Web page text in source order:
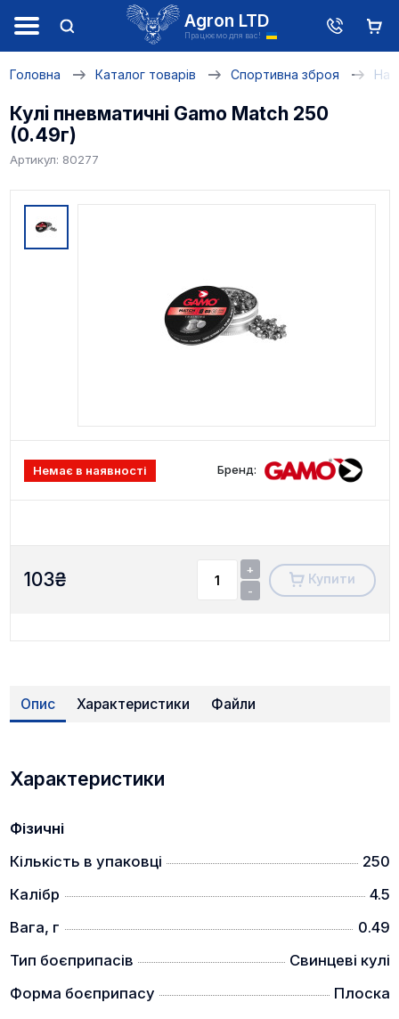
Agron LTD
Працюємо для вас!
Головна Каталог товарів Спортивна зброя
Кулі пневматичні Gamo Match 250
(0.49г)
Артикул: 80277
Немає в наявності Бренд:
103₴
+
-
Купити
Опис Характеристики Файли
Характеристики
Фізичні
Кількість в упаковці
250
Калібр
4.5
Вага, г
0.49
Тип боєприпасів
Свинцеві кулі
Форма боєприпасу
Плоска